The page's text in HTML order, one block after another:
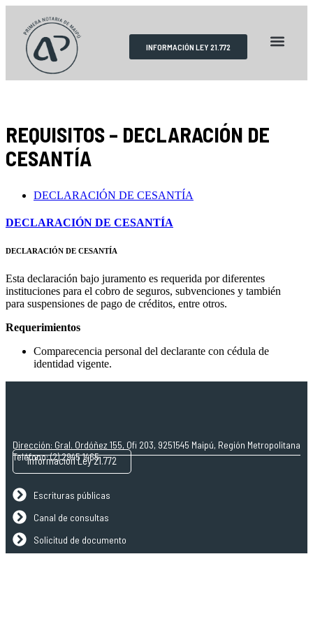
INFORMACIÓN LEY 21.772
REQUISITOS – DECLARACIÓN DE
CESANTÍA
DECLARACIÓN DE CESANTÍA
DECLARACIÓN DE CESANTÍA
DECLARACIÓN DE CESANTÍA
Esta declaración bajo juramento es requerida por diferentes
instituciones para el cobro de seguros, subvenciones y también
para suspensiones de pago de créditos, entre otros.
Requerimientos
Comparecencia personal del declarante con cédula de
identidad vigente.
Dirección: Gral. Ordóñez 155, Ofi 203, 9251545 Maipú, Región Metropolitana
Teléfono: (2) 2945 1465
Información Ley 21.772
Escrituras públicas
Canal de consultas
Solicitud de documento